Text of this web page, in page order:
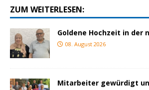
ZUM WEITERLESEN:
Goldene Hochzeit in der
08. August 2026
Mitarbeiter gewürdigt